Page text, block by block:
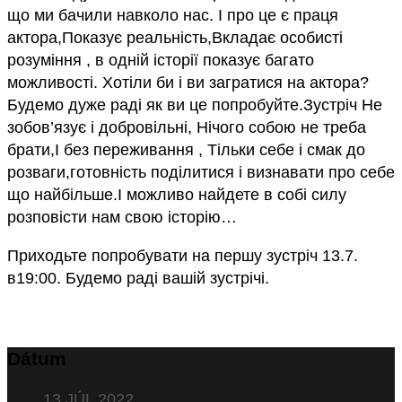
що ми бачили навколо нас. І про це є праця
актора,Показує реальність,Вкладає особисті
розуміння , в одній історії показує багато
можливості. Хотіли би і ви загратися на актора?
Будемо дуже раді як ви це попробуйте.Зустріч Не
зобов’язує і добровільні, Нічого собою не треба
брати,І без переживання , Тільки себе і смак до
розваги,готовність поділитися і визнавати про себе
що найбільше.І можливо найдете в собі силу
розповісти нам свою історію…
Приходьте попробувати на першу зустріч 13.7.
в19:00. Будемо раді вашій зустрічі.
Dátum